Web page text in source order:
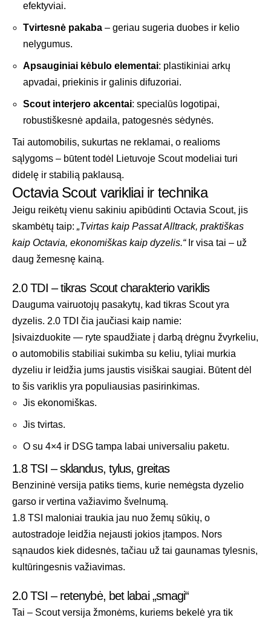
efektyviai.
Tvirtesnė pakaba – geriau sugeria duobes ir kelio
nelygumus.
Apsauginiai kėbulo elementai: plastikiniai arkų
apvadai, priekinis ir galinis difuzoriai.
Scout interjero akcentai: specialūs logotipai,
robustiškesnė apdaila, patogesnės sėdynės.
Tai automobilis, sukurtas ne reklamai, o realioms
sąlygoms – būtent todėl Lietuvoje Scout modeliai turi
didelę ir stabilią paklausą.
Octavia Scout varikliai ir technika
Jeigu reikėtų vienu sakiniu apibūdinti Octavia Scout, jis
skambėtų taip: „Tvirtas kaip Passat Alltrack, praktiškas
kaip Octavia, ekonomiškas kaip dyzelis.“Ir visa tai – už
daug žemesnę kainą.
2.0 TDI – tikras Scout charakterio variklis
Dauguma vairuotojų pasakytų, kad tikras Scout yra
dyzelis. 2.0 TDI čia jaučiasi kaip namie:
Įsivaizduokite — ryte spaudžiate į darbą drėgnu žvyrkeliu,
o automobilis stabiliai sukimba su keliu, tyliai murkia
dyzeliu ir leidžia jums jaustis visiškai saugiai. Būtent dėl
to šis variklis yra populiausias pasirinkimas.
Jis ekonomiškas.
Jis tvirtas.
O su 4×4 ir DSG tampa labai universaliu paketu.
1.8 TSI – sklandus, tylus, greitas
Benzininė versija patiks tiems, kurie nemėgsta dyzelio
garso ir vertina važiavimo švelnumą.
1.8 TSI maloniai traukia jau nuo žemų sūkių, o
autostradoje leidžia nejausti jokios įtampos. Nors
sąnaudos kiek didesnės, tačiau už tai gaunamas tylesnis,
kultūringesnis važiavimas.
2.0 TSI – retenybė, bet labai „smagi“
Tai – Scout versija žmonėms, kuriems bekelė yra tik